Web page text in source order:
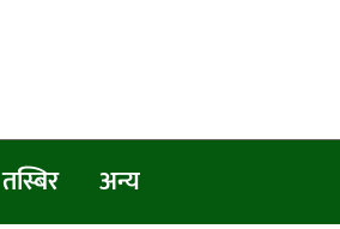
तस्बिर अन्य